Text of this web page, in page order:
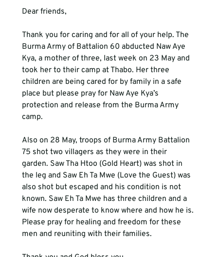
Dear friends,
Thank you for caring and for all of your help. The
Burma Army of Battalion 60 abducted Naw Aye
Kya, a mother of three, last week on 23 May and
took her to their camp at Thabo. Her three
children are being cared for by family in a safe
place but please pray for Naw Aye Kya’s
protection and release from the Burma Army
camp.
Also on 28 May, troops of Burma Army Battalion
75 shot two villagers as they were in their
garden. Saw Tha Htoo (Gold Heart) was shot in
the leg and Saw Eh Ta Mwe (Love the Guest) was
also shot but escaped and his condition is not
known. Saw Eh Ta Mwe has three children and a
wife now desperate to know where and how he is.
Please pray for healing and freedom for these
men and reuniting with their families.